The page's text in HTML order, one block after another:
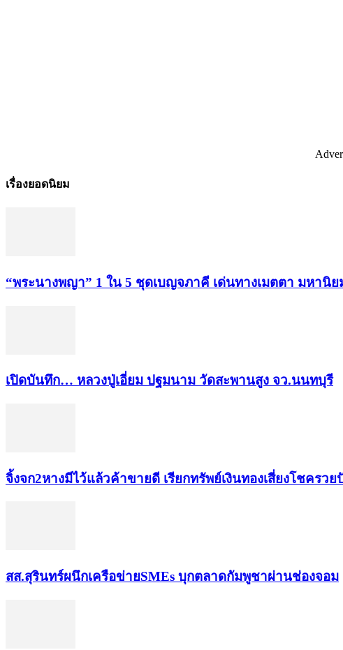
เรื่องยอดนิยม
“พระ​นาง​พญา” 1 ใน 5​ ชุดเบญจ​ภาคี​ เด่นทางเมตตา​ มหา​นิ
เปิดบันทึก… หลวงปู่เอี่ยม ​ปฐม​นาม​ วัดสะพานสูง​ จว.นนทบุรี
จิ้งจก​2​หาง​มีไว้แล้ว​ค้าขาย​ดี​ เรียก​ทรัพย์เงินทอง​เสี่ยงโชค​รวย
สส.สุรินทร์ผนึกเครือข่ายSMEs บุกตลาดกัมพูชาผ่านช่องจอม